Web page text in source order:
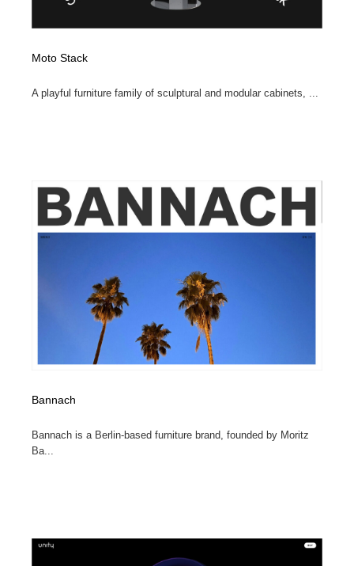
Moto Stack
A playful furniture family of sculptural and modular cabinets, ...
Bannach
Bannach is a Berlin-based furniture brand, founded by Moritz
Ba...